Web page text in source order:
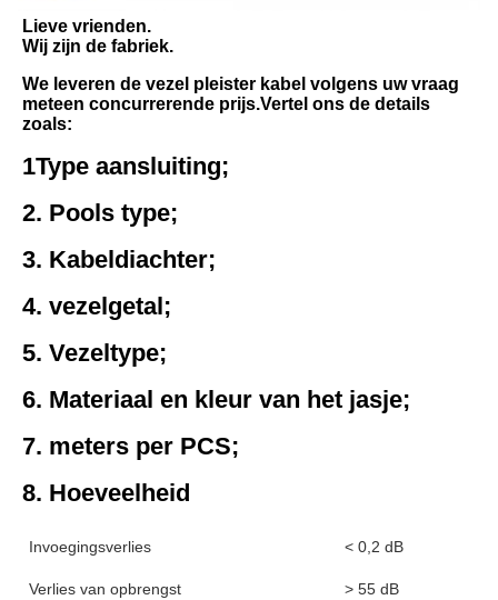
Lieve vrienden.
Wij zijn de fabriek.
We leveren de vezel pleister kabel volgens uw vraag
meteen concurrerende prijs.Vertel ons de details
zoals:
1Type aansluiting;
2. Pools type;
3. Kabeldiachter;
4. vezelgetal;
5. Vezeltype;
6. Materiaal en kleur van het jasje;
7. meters per PCS;
8. Hoeveelheid
Invoegingsverlies < 0,2 dB
Verlies van opbrengst > 55 dB